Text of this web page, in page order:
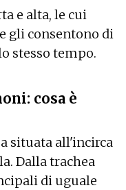
e alta, le cui
gli consentono di
stesso tempo.
cosa è
situata all'incirca
Dalla trachea
di uguale